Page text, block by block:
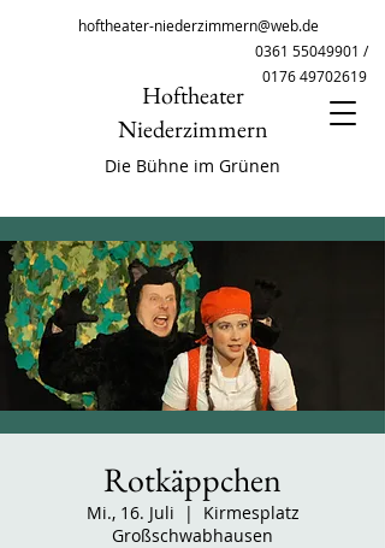
hoftheater-niederzimmern@web.de
Hoftheater
Niederzimmern
0361 55049901 /
0176 49702619
Die Bühne im Grünen
Rotkäppchen
Mi., 16. Juli
  |
Kirmesplatz
Großschwabhausen